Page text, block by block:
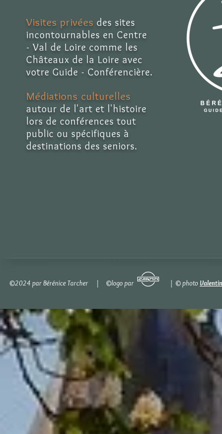
Visites privées des sites
incontournables en Centre
- Val de Loire comme les
Châteaux de la Loire avec
votre Guide - Conférencière.
Médiations culturelles
autour de l'art et l'histoire
lors de conférences tout
public ou spécifiques à
destinations des seniors.
©2024 par Bérénice Tarcher | ©logo par | © photo